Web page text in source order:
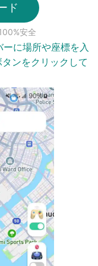
ド
安全
に場所や座標を入
ンをクリックして